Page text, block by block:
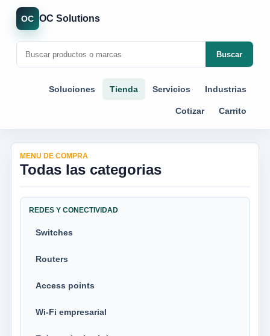
OC OC Solutions
Buscar
Soluciones Tienda Servicios Industrias
Cotizar Carrito
MENU DE COMPRA
Todas las categorias
REDES Y CONECTIVIDAD
Switches
Routers
Access points
Wi-Fi empresarial